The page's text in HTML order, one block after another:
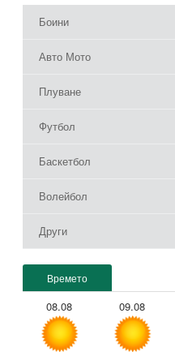
Боини
Авто Мото
Плуване
Футбол
Баскетбол
Волейбол
Други
Времето
08.08 09.08